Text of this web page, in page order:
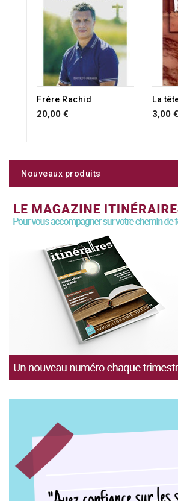
Frère Rachid
20,00 €
La
3,00 €
Nouveaux produits